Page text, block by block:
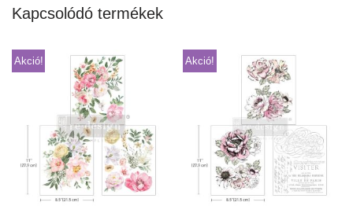
Kapcsolódó termékek
Akció! Akció!